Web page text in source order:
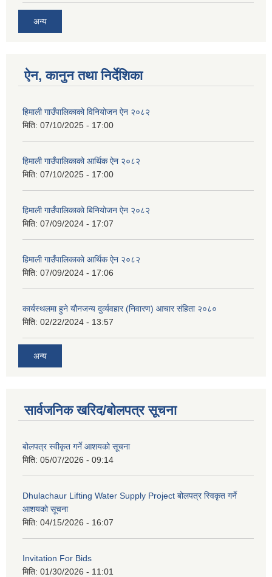
अन्य
ऐन, कानुन तथा निर्देशिका
हिमाली गाउँपालिकाको विनियोजन ऐन २०८२
मिति: 07/10/2025 - 17:00
हिमाली गाउँपालिकाको आर्थिक ऐन २०८२
मिति: 07/10/2025 - 17:00
हिमाली गाउँपालिकाकाे बिनियोजन ऐन २०८२
मिति: 07/09/2024 - 17:07
हिमाली गाउँपालिकाकाे आर्थिक ऐन २०८२
मिति: 07/09/2024 - 17:06
कार्यस्थलमा हुने यौनजन्य दुर्व्यवहार (निवारण) आचार संहिता २०८०
मिति: 02/22/2024 - 13:57
अन्य
सार्वजनिक खरिद/बोलपत्र सूचना
बोलपत्र स्वीकृत गर्ने आशयको सूचना
मिति: 05/07/2026 - 09:14
Dhulachaur Lifting Water Supply Project बोलपत्र स्विकृत गर्ने
आशयको सूचना
मिति: 04/15/2026 - 16:07
Invitation For Bids
मिति: 01/30/2026 - 11:01